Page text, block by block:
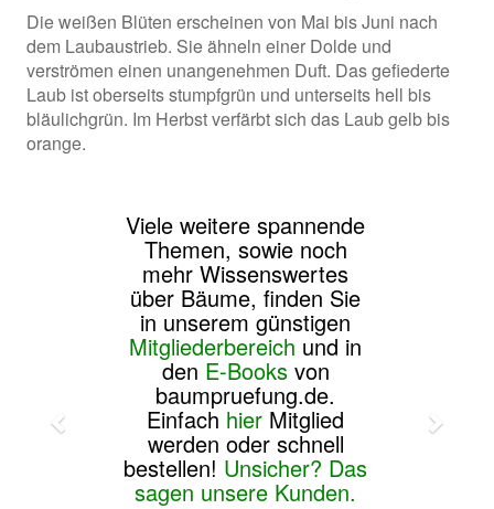
Die weißen Blüten erscheinen von Mai bis Juni nach
dem Laubaustrieb. Sie ähneln einer Dolde und
verströmen einen unangenehmen Duft. Das gefiederte
Laub ist oberseits stumpfgrün und unterseits hell bis
bläulichgrün. Im Herbst verfärbt sich das Laub gelb bis
orange.
Viele weitere spannende
Themen, sowie noch
mehr Wissenswertes
über Bäume, finden Sie
in unserem günstigen
Mitgliederbereich und in
den E-Booksvon
baumpruefung.de.
Einfach hier Mitglied
werden oder schnell
bestellen! Unsicher? Das
sagen unsere Kunden.